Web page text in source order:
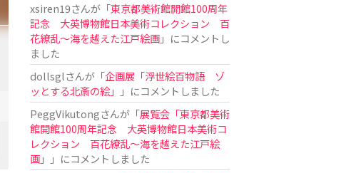
xsiren19さんが「東京都美術館開館100周年
記念 大英博物館日本美術コレクション 百
花繚乱～海を越えた江戸絵画」にコメントし
ました
dollsglさんが「企画展「浮世絵百物語 ゾ
ッとする北斎の絵」
」にコメントしました
PeggVikutongさんが「展覧会「東京都美術
館開館100周年記念 大英博物館日本美術コ
レクション 百花繚乱〜海を越えた江戸絵
画」
」にコメントしました